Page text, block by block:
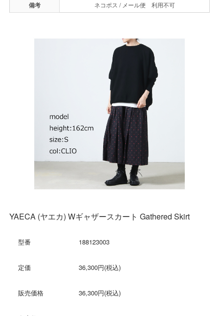
備考 ネコポス / メール便 利用不可
YAECA (ヤエカ) Wギャザースカート Gathered Skirt
型番 188123003
定価 36,300円(税込)
販売価格 36,300円(税込)